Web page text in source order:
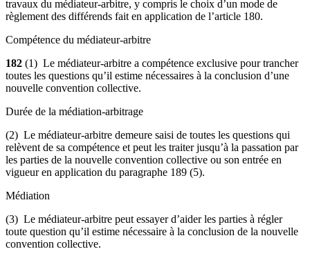
travaux du médiateur-arbitre, y compris le choix d’un mode de
règlement des différends fait en application de l’article 180.
Compétence du médiateur-arbitre
182 (1) Le médiateur-arbitre a compétence exclusive pour trancher
toutes les questions qu’il estime nécessaires à la conclusion d’une
nouvelle convention collective.
Durée de la médiation-arbitrage
(2) Le médiateur-arbitre demeure saisi de toutes les questions qui
relèvent de sa compétence et peut les traiter jusqu’à la passation par
les parties de la nouvelle convention collective ou son entrée en
vigueur en application du paragraphe 189 (5).
Médiation
(3) Le médiateur-arbitre peut essayer d’aider les parties à régler
toute question qu’il estime nécessaire à la conclusion de la nouvelle
convention collective.